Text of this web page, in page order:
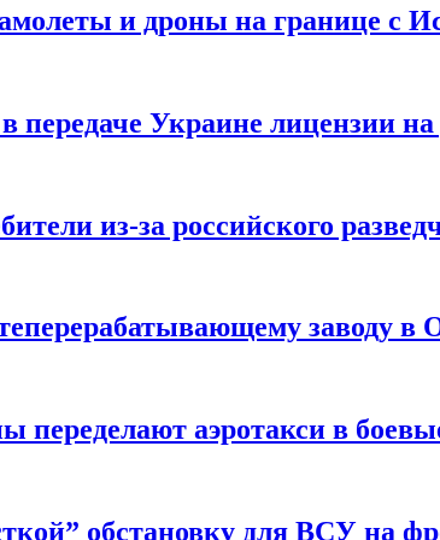
и дроны на границе с
передаче Украине лицензии
из-за российского
заводу в
переделают аэротакси в
обстановку для ВСУ на